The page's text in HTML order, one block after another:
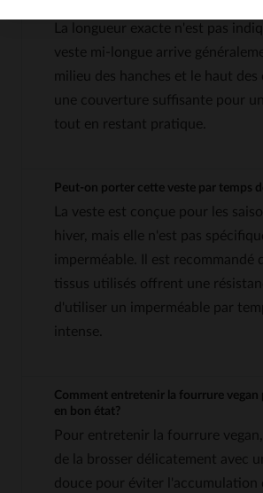
La longueur exacte n'est pas
veste mi-longue arrive
milieu des hanches et le haut
une couverture suffisante pour
tout en restant pratique.
Peut-on porter cette veste par temps
La veste est conçue pour les
hiver, mais elle n'est pas
imperméable. Il est recommandé
tissus utilisés offrent une
d'utiliser un imperméable par
intense.
Comment entretenir la fourrure vegan
en bon état?
Pour entretenir la fourrure
de la brosser délicatement avec
douce pour éviter l'accumulation